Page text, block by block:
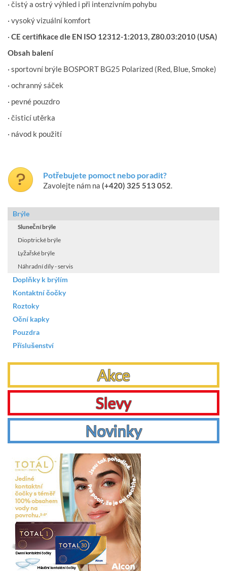
· čistý a ostrý výhled i při intenzivním pohybu
· vysoký vizuální komfort
· CE certifikace dle EN ISO 12312-1:2013, Z80.03:2010 (USA)
Obsah balení
· sportovní brýle BOSPORT BG25 Polarized (Red, Blue, Smoke)
· ochranný sáček
· pevné pouzdro
· čisticí utěrka
· návod k použití
Potřebujete pomoct nebo poradit?
Zavolejte nám na (+420) 325 513 052.
Brýle
Sluneční brýle
Dioptrické brýle
Lyžařské brýle
Náhradní díly - servis
Doplňky k brýlím
Kontaktní čočky
Roztoky
Oční kapky
Pouzdra
Příslušenství
Akce
Slevy
Novinky